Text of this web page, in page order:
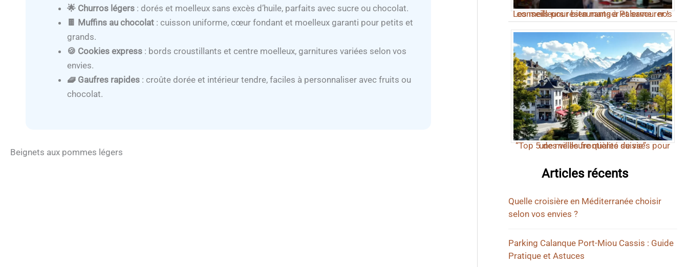
🌟 Churros légers : dorés et moelleux sans excès d’huile, parfaits avec sucre ou chocolat.
🍫 Muffins au chocolat : cuisson uniforme, cœur fondant et moelleux garanti pour petits et
grands.
🍪 Cookies express : bords croustillants et centre moelleux, garnitures variées selon vos
envies.
🧇 Gaufres rapides : croûte dorée et intérieur tendre, faciles à personnaliser avec fruits ou
chocolat.
Beignets aux pommes légers
Les meilleurs restaurants à Palerme : nos conseils pour bien manger et savourer !
“Top 5 des villes frontières suisses pour une meilleure qualité de vie”
Articles récents
Quelle croisière en Méditerranée choisir
selon vos envies ?
Parking Calanque Port-Miou Cassis : Guide
Pratique et Astuces